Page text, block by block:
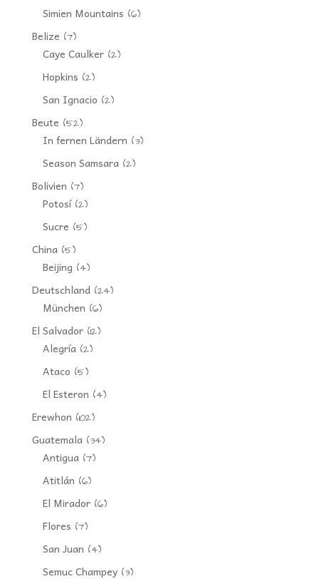
Simien Mountains (6)
Belize (7)
Caye Caulker(2)
Hopkins (2)
San Ignacio (2)
Beute (52)
In fernen Ländern (3)
Season Samsara(2)
Bolivien (7)
Potosí(2)
Sucre (5)
China(5)
Beijing (4)
Deutschland(24)
München (6)
El Salvador(12)
Alegría(2)
Ataco (5)
El Esteron (4)
Erewhon (102)
Guatemala(34)
Antigua(7)
Atitlán (6)
El Mirador(6)
Flores (7)
San Juan (4)
Semuc Champey(3)